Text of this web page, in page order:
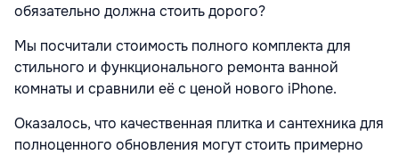
обязательно должна стоить дорого?
Мы посчитали стоимость полного комплекта для
стильного и функционального ремонта ванной
комнаты и сравнили её с ценой нового iPhone.
Оказалось, что качественная плитка и сантехника для
полноценного обновления могут стоить примерно